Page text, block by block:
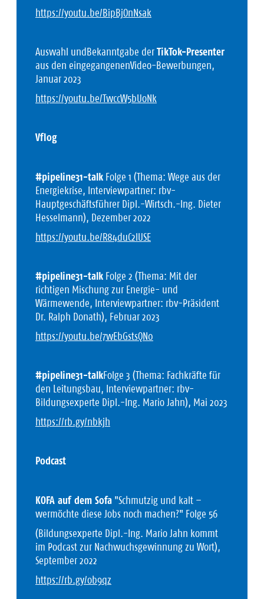
https://youtu.be/BipBjOnNsak
Auswahl undBekanntgabe derTikTok-Presenter
aus den eingegangenenVideo-Bewerbungen,
Januar 2023
https://youtu.be/TwccW5bUoNk
Vflog
#pipeline31-talk Folge 1 (Thema: Wege aus der
Energiekrise, Interviewpartner: rbv-
Hauptgeschäftsführer Dipl.-Wirtsch.-Ing. Dieter
Hesselmann), Dezember 2022
https://youtu.be/R84duC2lUSE
#pipeline31-talk Folge 2 (Thema: Mit der
richtigen Mischung zur Energie- und
Wärmewende, Interviewpartner: rbv-Präsident
Dr. Ralph Donath), Februar 2023
https://youtu.be/7wEbGstsQN0
#pipeline31-talkFolge 3 (Thema: Fachkräfte für
den Leitungsbau, Interviewpartner: rbv-
Bildungsexperte Dipl.-Ing. Mario Jahn), Mai 2023
https://rb.gy/nbkjh
Podcast
KOFA auf dem Sofa "Schmutzig und kalt –
wermöchte diese Jobs noch machen?" Folge 56
(Bildungsexperte Dipl.-Ing. Mario Jahn kommt
im Podcast zur Nachwuchsgewinnung zu Wort),
September 2022
https://rb.gy/ob9qz